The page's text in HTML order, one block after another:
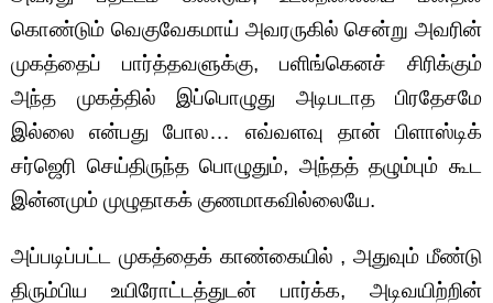
கொண்டும் வெகுவேகமாய் அவரருகில் சென்று அவரின்
முகத்தைப் பார்த்தவளுக்கு, பளிங்கெனச் சிரிக்கும்
அந்த முகத்தில் இப்பொழுது அடிபடாத பிரதேசமே
இல்லை என்பது போல… எவ்வளவு தான் பிளாஸ்டிக்
சர்ஜெரி செய்திருந்த பொழுதும், அந்தத் தழும்பும் கூட
இன்னமும் முழுதாகக் குணமாகவில்லையே.
அப்படிப்பட்ட முகத்தைக் காண்கையில் , அதுவும் மீண்டு
திரும்பிய உயிரோட்டத்துடன் பார்க்க, அடிவயிற்றின்